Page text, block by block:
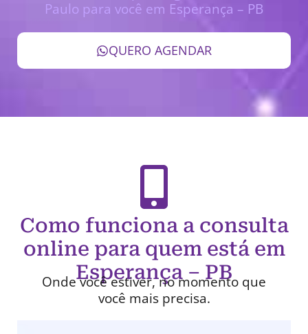
Paulo para você em Esperança – PB
QUERO AGENDAR
Como funciona a consulta
online para quem está em
Esperança – PB
Onde você estiver, no momento que
você mais precisa.